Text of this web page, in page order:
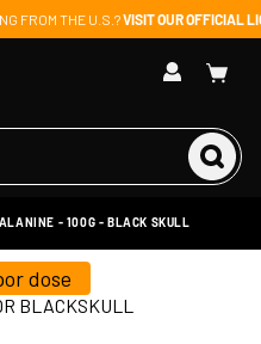
FROM THE U.S.?VISIT OUR OFFICIAL
BETA-ALANINE - 100G - BLACK SKULL
dose